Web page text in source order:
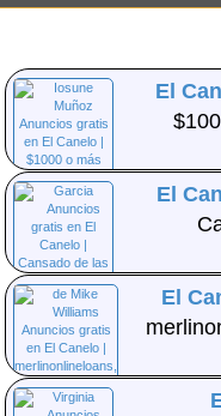
El
El
El